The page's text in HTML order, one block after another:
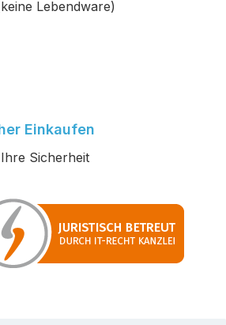
Lebendware)
Einkaufen
Sicherheit